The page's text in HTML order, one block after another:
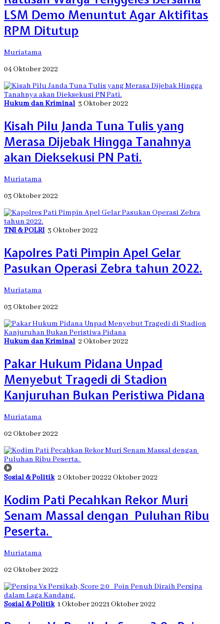
LSM Demo Menuntut Agar Aktifitas
RPM Ditutup
Muriatama
04 Oktober 2022
Hukum dan Kriminal 3 Oktober 2022
Kisah Pilu Janda Tuna Tulis yang
Merasa Dijebak Hingga Tanahnya
akan Dieksekusi PN Pati.
Muriatama
03 Oktober 2022
TNI & POLRI 3 Oktober 2022
Kapolres Pati Pimpin Apel Gelar
Pasukan Operasi Zebra tahun 2022.
Muriatama
03 Oktober 2022
Hukum dan Kriminal 2 Oktober 2022
Pakar Hukum Pidana Unpad
Menyebut Tragedi di Stadion
Kanjuruhan Bukan Peristiwa Pidana
Muriatama
02 Oktober 2022
Sosial & Politik 2 Oktober 20222 Oktober 2022
Kodim Pati Pecahkan Rekor Muri
Senam Massal dengan Puluhan Ribu
Peserta.
Muriatama
02 Oktober 2022
Sosial & Politik 1 Oktober 20221 Oktober 2022